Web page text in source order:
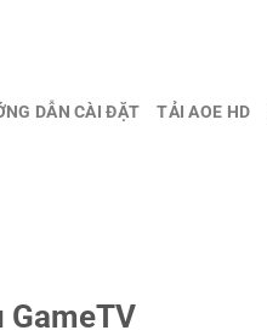
DẪN CÀI ĐẶT TẢI AOE HD
GameTV